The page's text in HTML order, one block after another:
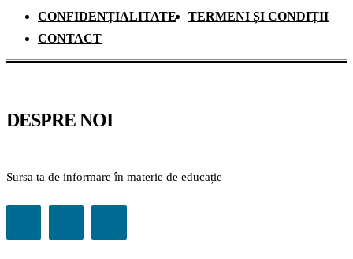
CONFIDENȚIALITATE
TERMENI ȘI CONDIȚII
CONTACT
DESPRE NOI
Sursa ta de informare în materie de educație